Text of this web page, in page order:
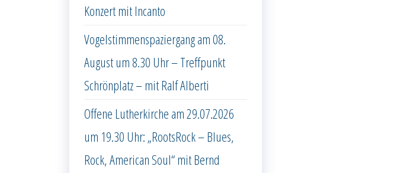
Konzert mit Incanto
Vogelstimmenspaziergang am 08.
August um 8.30 Uhr – Treffpunkt
Schrönplatz – mit Ralf Alberti
Offene Lutherkirche am 29.07.2026
um 19.30 Uhr: „RootsRock – Blues,
Rock, American Soul“ mit Bernd